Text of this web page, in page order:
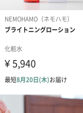
商品詳細情報
成分
サイズ